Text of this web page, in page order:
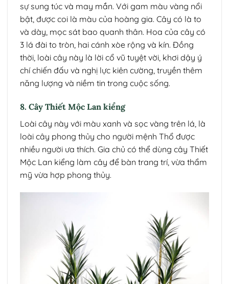
sự sung túc và may mắn. Với gam màu vàng nổi
bật, được coi là màu của hoàng gia. Cây có là to
và dày, mọc sát bao quanh thân. Hoa của cây có
3 lá đài to tròn, hai cánh xòe rộng và kín. Đồng
thời, loài cây này là lời cổ vũ tuyệt vời, khơi dậy ý
chí chiến đấu và nghị lực kiên cường, truyền thêm
năng lượng và niềm tin trong cuộc sống.
8. Cây Thiết Mộc Lan kiểng
Loài cây này với màu xanh và sọc vàng trên lá, là
loài cây phong thủy cho người mệnh Thổ được
nhiều người ưa thích. Gia chủ có thể dùng cây Thiết
Mộc Lan kiểng làm cây để bàn trang trí, vừa thẩm
mỹ vừa hợp phong thủy.